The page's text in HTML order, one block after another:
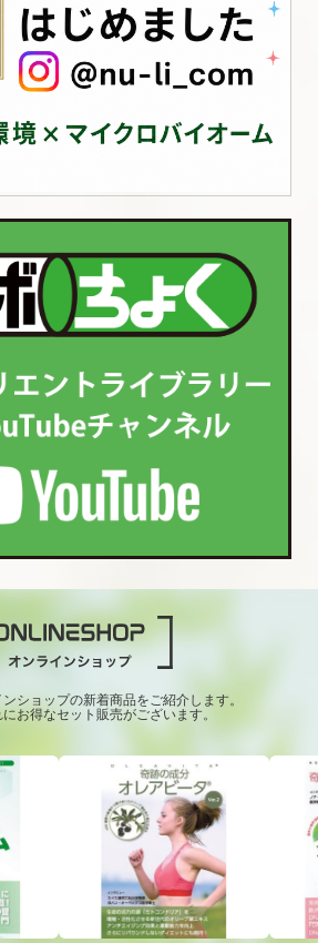
ショップの新着商品をご紹介します。
お得なセット販売がございます。